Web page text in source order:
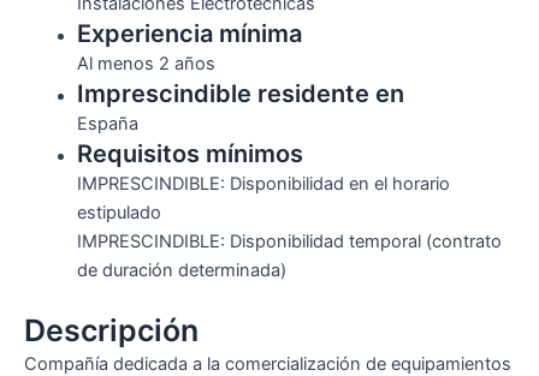
Experiencia mínima
Al menos 2 años
Imprescindible residente en
España
Requisitos mínimos
IMPRESCINDIBLE: Disponibilidad en el horario
estipulado
IMPRESCINDIBLE: Disponibilidad temporal (contrato
de duración determinada)
Descripción
Compañía dedicada a la comercialización de equipamientos